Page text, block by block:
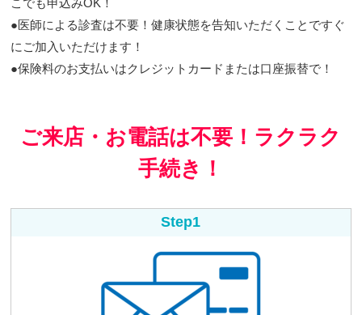
こでも申込みOK！
●医師による診査は不要！健康状態を告知いただくことですぐ
にご加入いただけます！
●保険料のお支払いはクレジットカードまたは口座振替で！
ご来店・お電話は不要！ラクラク
手続き！
Step1